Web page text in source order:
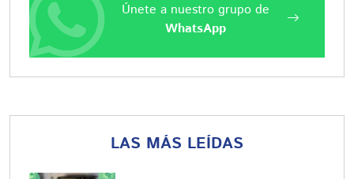
Únete a nuestro grupo de
WhatsApp
LAS MÁS LEÍDAS